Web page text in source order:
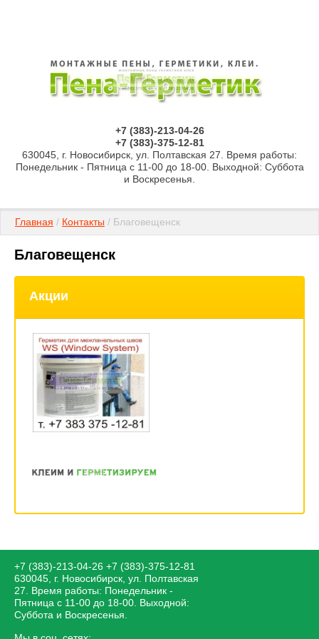
+7 (383)-213-04-26
+7 (383)-375-12-81
630045, г. Новосибирск, ул. Полтавская 27. Время работы:
Понедельник - Пятница с 11-00 до 18-00. Выходной: Суббота
и Воскресенья.
Главная / Контакты / Благовещенск
Благовещенск
Акции
+7 (383)-213-04-26 +7 (383)-375-12-81
630045, г. Новосибирск, ул. Полтавская
27. Время работы: Понедельник -
Пятница с 11-00 до 18-00. Выходной:
Суббота и Воскресенья.